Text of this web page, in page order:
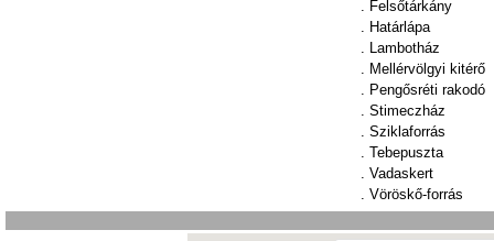
. Felsőtárkány
. Határlápa
. Lambotház
. Mellérvölgyi kitérő
. Pengősréti rakodó
. Stimeczház
. Sziklaforrás
. Tebepuszta
. Vadaskert
. Vöröskő-forrás